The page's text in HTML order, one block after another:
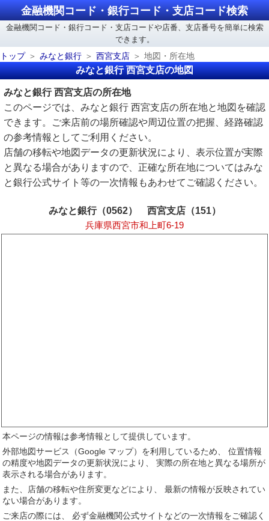
金融機関コード・銀行コード・支店コード検索
金融機関コード・銀行コード・支店コードや店番、支店番号を簡単に検索
できます。
トップ
みなと銀行 西宮支店 地図・所在地
みなと銀行 西宮支店の地図
みなと銀行 西宮支店の所在地
このページでは、みなと銀行 西宮支店の所在地と地図を確認
できます。ご来店前の場所確認や周辺位置の把握、経路確認
の参考情報としてご利用ください。
店舗の移転や地図データの更新状況により、表示位置が実際
と異なる場合がありますので、正確な所在地についてはみな
と銀行公式サイト等の一次情報もあわせてご確認ください。
みなと銀行（0562） 西宮支店（151）
兵庫県西宮市和上町6-19
本ページの情報は参考情報として提供しています。
外部地図サービス（Google マップ）を利用しているため、 位置情報
の精度や地図データの更新状況により、 実際の所在地と異なる場所が
表示される場合があります。
また、店舗の移転や住所変更などにより、 最新の情報が反映されてい
ない場合があります。
ご来店の際には、 必ず金融機関公式サイトなどの一次情報をご確認く